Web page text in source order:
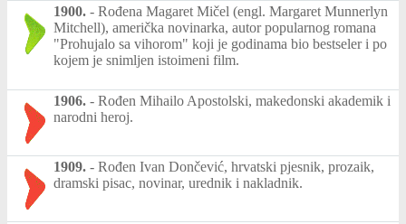
1900. - Rođena Magaret Mičel (engl. Margaret Munnerlyn
Mitchell), američka novinarka, autor popularnog romana
"Prohujalo sa vihorom" koji je godinama bio bestseler i po
kojem je snimljen istoimeni film.
1906. - Rođen Mihailo Apostolski, makedonski akademik i
narodni heroj.
1909. - Rođen Ivan Dončević, hrvatski pjesnik, prozaik,
dramski pisac, novinar, urednik i nakladnik.